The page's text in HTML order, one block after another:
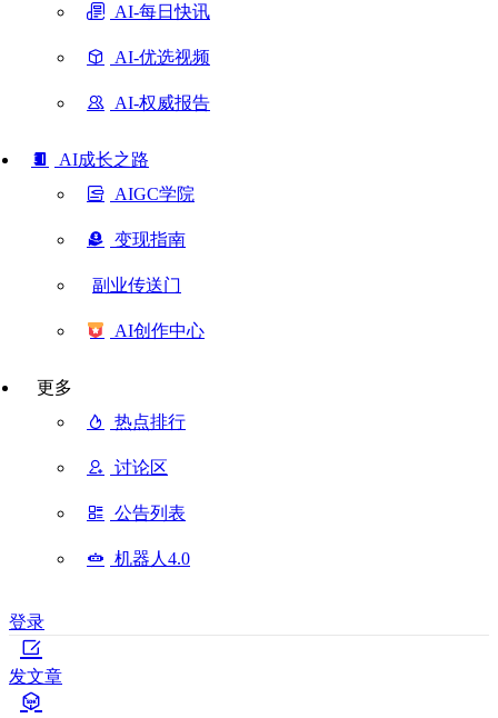
AI-每日快讯
AI-优选视频
AI-权威报告
AI成长之路
AIGC学院
变现指南
副业传送门
AI创作中心
更多
热点排行
讨论区
公告列表
机器人4.0
登录
发文章